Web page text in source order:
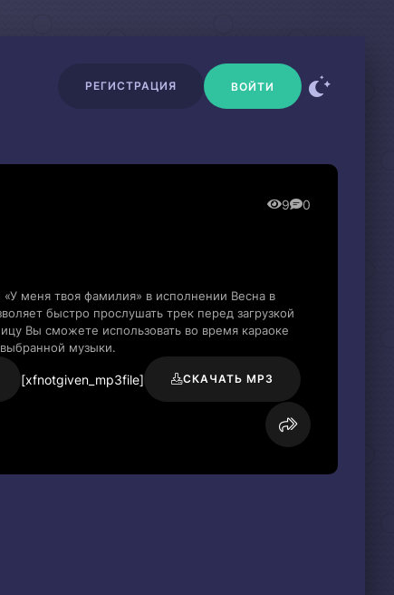
РЕГИСТРАЦИЯ ВОЙТИ
9 0
меня твоя фамилия» в исполнении Весна в
быстро прослушать трек перед загрузкой
Вы сможете использовать во время караоке
музыки.
[xfnotgiven_mp3file] СКАЧАТЬ MP3